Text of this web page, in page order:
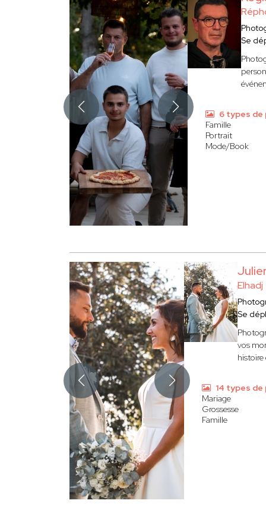
Se
6 types de
Famille
Portrait
Mode/Book
Elhadj
Se
vos
14 types
Mariage
Grossesse
Famille